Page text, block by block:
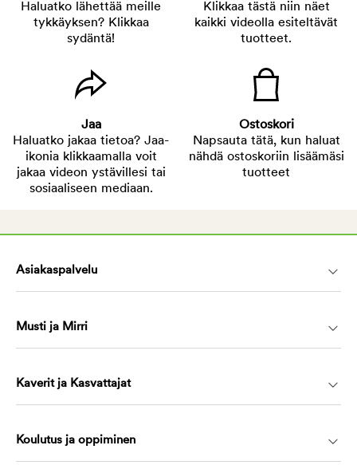
Haluatko lähettää meille
tykkäyksen? Klikkaa
sydäntä!
Klikkaa tästä niin näet
kaikki videolla esiteltävät
tuotteet.
Jaa
Haluatko jakaa tietoa? Jaa-
ikonia klikkaamalla voit
jakaa videon ystävillesi tai
sosiaaliseen mediaan.
Ostoskori
Napsauta tätä, kun haluat
nähdä ostoskoriin lisäämäsi
tuotteet
Asiakaspalvelu
Musti ja Mirri
Kaverit ja Kasvattajat
Koulutus ja oppiminen